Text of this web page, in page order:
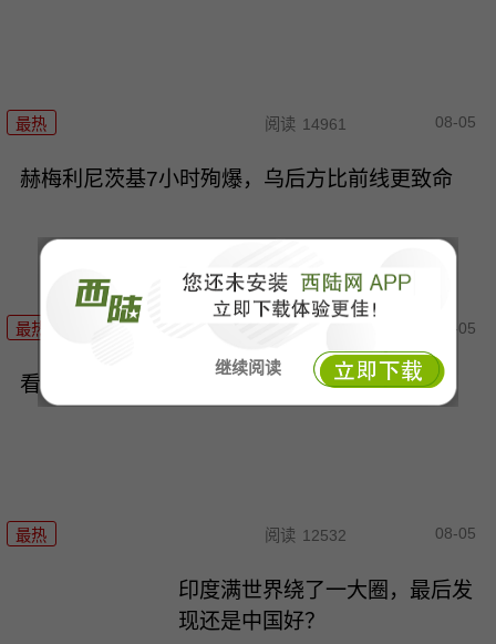
继续阅读
最热 阅读 14961 08-05
赫梅利尼茨基7小时殉爆，乌后方比前线更致命
最热 08-05
看不见就挨打！歼-15T百公里外一剑封喉F-15J
最热 阅读 12532 08-05
印度满世界绕了一大圈，最后发
现还是中国好？